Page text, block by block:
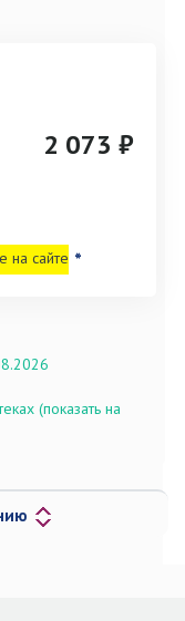
2 073 ₽
на сайте *
(показать на